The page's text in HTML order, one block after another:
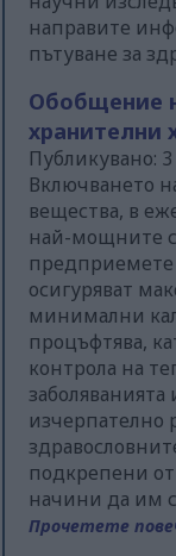
направите
пътуване за
Обобщение
хранителни
Публикувано: 3
Включването
вещества, в
най-мощните
предприемете
осигуряват
минимални
процъфтява,
контрола на
изчерпателно
подкрепени
начини да им
Прочетете